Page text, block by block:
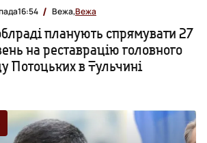
16:54 Вежа,Вежа
планують спрямувати 27
на реставрацію головного
Потоцьких в Тульчині